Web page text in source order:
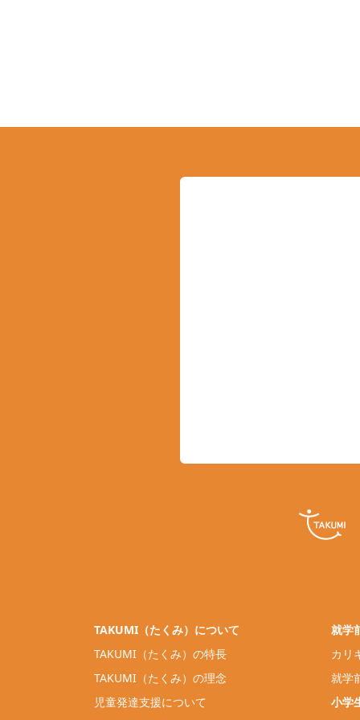
TAKUMI（たくみ）について
TAKUMI（たくみ）の特長
TAKUMI（たくみ）の理念
児童発達支援について
就学
カリ
就学
小学